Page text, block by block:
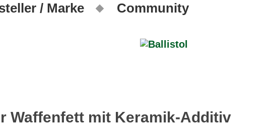
/ Marke Community
Waffenfett mit Keramik-Additiv